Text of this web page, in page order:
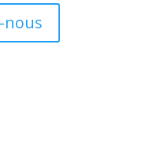
nous